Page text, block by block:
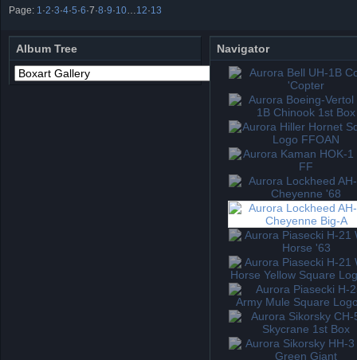
Page: 1 ·2·3·4·5·6·7·8·9·10 12·13
Album Tree Navigator